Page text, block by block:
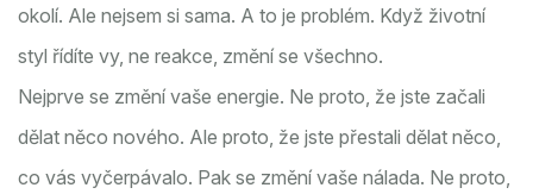
okolí. Ale nejsem si sama. A to je problém. Když životní
styl řídíte vy, ne reakce, změní se všechno.
Nejprve se změní vaše energie. Ne proto, že jste začali
dělat něco nového. Ale proto, že jste přestali dělat něco,
co vás vyčerpávalo. Pak se změní vaše nálada. Ne proto,